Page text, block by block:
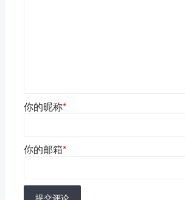
你的昵称*
你的邮箱*